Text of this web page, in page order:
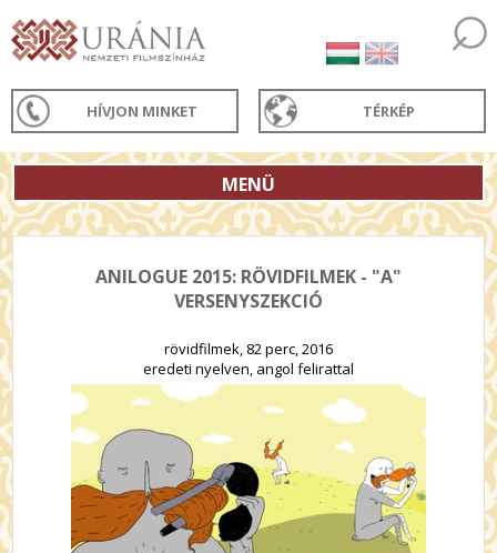
HÍVJON MINKET TÉRKÉP
MENÜ
ANILOGUE 2015: RÖVIDFILMEK - "A"
VERSENYSZEKCIÓ
rövidfilmek, 82 perc, 2016
eredeti nyelven, angol felirattal